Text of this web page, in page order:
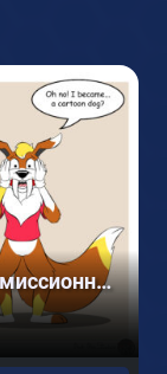
Волшебные перчатки Люкс [Комиссионные Арты]